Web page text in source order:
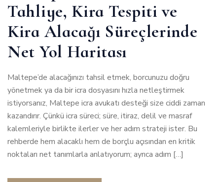
Tahliye, Kira Tespiti ve
Kira Alacağı Süreçlerinde
Net Yol Haritası
Maltepe’de alacağınızı tahsil etmek, borcunuzu doğru
yönetmek ya da bir icra dosyasını hızla netleştirmek
istiyorsanız, Maltepe icra avukatı desteği size ciddi zaman
kazandırır. Çünkü icra süreci; süre, itiraz, delil ve masraf
kalemleriyle birlikte ilerler ve her adım strateji ister. Bu
rehberde hem alacaklı hem de borçlu açısından en kritik
noktaları net tanımlarla anlatıyorum; ayrıca adım […]